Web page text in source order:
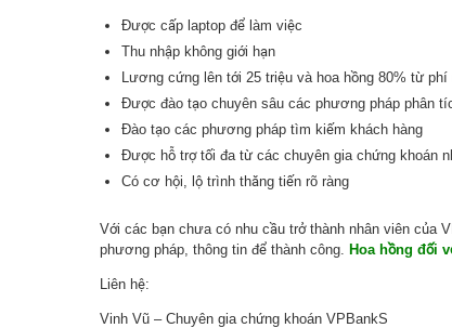
Được cấp laptop để làm việc
Thu nhập không giới hạn
Lương cứng lên tới 25 triệu và hoa hồng 80% từ phí
Được đào tạo chuyên sâu các phương pháp phân
Đào tạo các phương pháp tìm kiếm khách hàng
Được hỗ trợ tối đa từ các chuyên gia chứng khoán
Có cơ hội, lộ trình thăng tiến rõ ràng
Với các bạn chưa có nhu cầu trở thành nhân viên của
phương pháp, thông tin để thành công. Hoa hồng đối
Liên hệ:
Vinh Vũ – Chuyên gia chứng khoán VPBankS